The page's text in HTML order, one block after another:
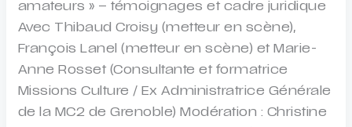
amateurs » – témoignages et cadre juridique
Avec Thibaud Croisy (metteur en scène),
François Lanel (metteur en scène) et Marie-
Anne Rosset (Consultante et formatrice
Missions Culture / Ex Administratrice Générale
de la MC2 de Grenoble) Modération : Christine